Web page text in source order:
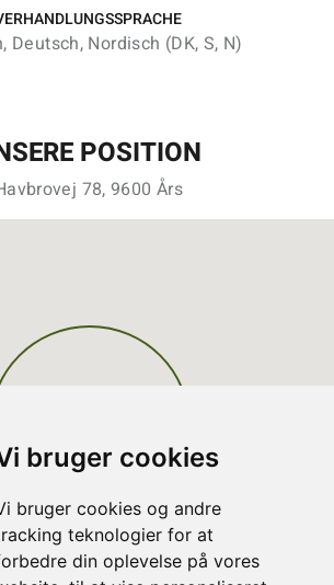
bruger cookies
bruger cookies og andre
teknologier for at
din oplevelse på vores
Deutsch, Nordisch (DK, S, N)
POSITION
78, 9600 Års